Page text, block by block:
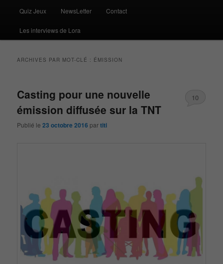
Quiz Jeux NewsLetter Contact
Les interviews de Lora
ARCHIVES PAR MOT-CLÉ : ÉMISSION
Casting pour une nouvelle
émission diffusée sur la TNT
Publié le23 octobre 2016 partiti
10